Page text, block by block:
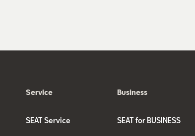
Service
SEAT Service
Business
SEAT for BUSINESS